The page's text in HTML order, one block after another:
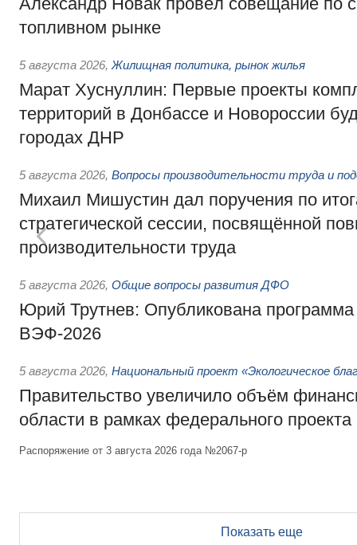
топливном рынке
5 августа 2026, Жилищная политика, рынок жилья
Марат Хуснуллин: Первые проекты
территорий в Донбассе и Новороссии
городах ДНР
5 августа 2026, Вопросы производительности труда и
Михаил Мишустин дал поручения по
стратегической сессии, посвящённой
производительности труда
5 августа 2026, Общие вопросы развития ДФО
Юрий Трутнев: Опубликована
ВЭФ-2026
5 августа 2026, Национальный проект «Экологическое
Правительство увеличило объём
области в рамках федерального
Распоряжение от 3 августа 2026 года №2067-р
Показать еще